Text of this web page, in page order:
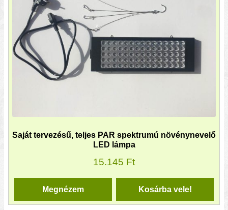
Saját tervezésű, teljes PAR spektrumú növénynevelő
LED lámpa
15.145 Ft
Kosárba vele!
Megnézem